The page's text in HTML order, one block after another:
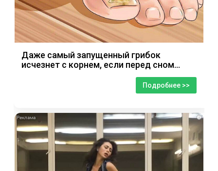
Даже самый запущенный грибок
исчезнет с корнем, если перед сном…
Подробнее >>
i